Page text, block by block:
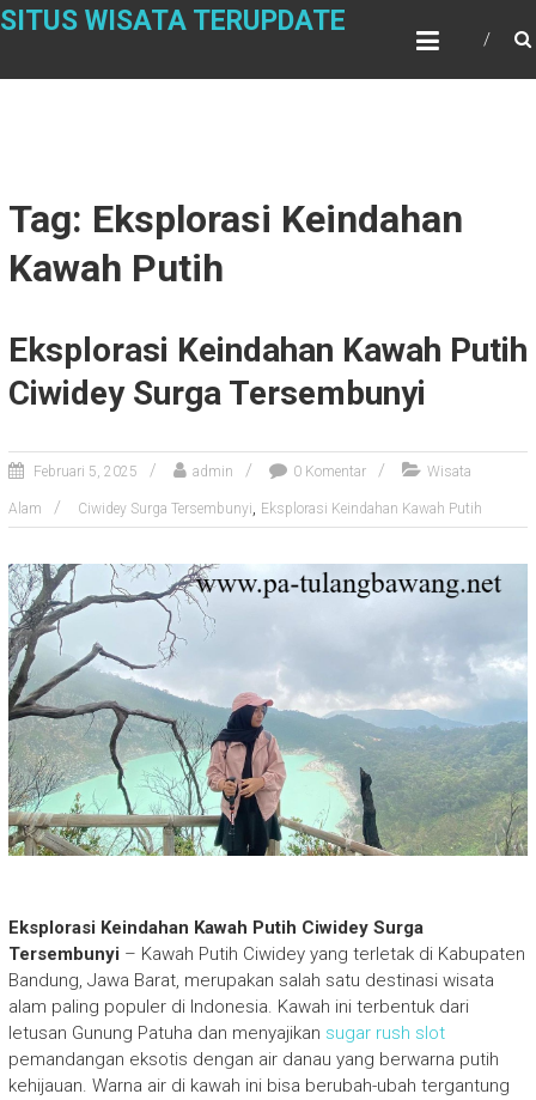
Skip
SITUS WISATA TERUPDATE
Tag: Eksplorasi Keindahan
Kawah Putih
Eksplorasi Keindahan Kawah Putih
Ciwidey Surga Tersembunyi
Februari 5, 2025 admin 0 Komentar Wisata
Alam Ciwidey Surga Tersembunyi, Eksplorasi Keindahan Kawah Putih
Eksplorasi Keindahan Kawah Putih Ciwidey Surga
Tersembunyi – Kawah Putih Ciwidey yang terletak di Kabupaten
Bandung, Jawa Barat, merupakan salah satu destinasi wisata
alam paling populer di Indonesia. Kawah ini terbentuk dari
letusan Gunung Patuha dan menyajikan sugar rush slot
pemandangan eksotis dengan air danau yang berwarna putih
kehijauan. Warna air di kawah ini bisa berubah-ubah tergantung